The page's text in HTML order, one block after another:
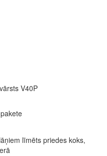
V40P
līmēts priedes koks,